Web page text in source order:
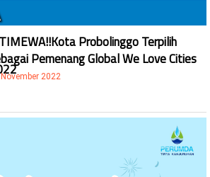
Probolinggo Terpilih
Pemenang Global We Love Cities
2022